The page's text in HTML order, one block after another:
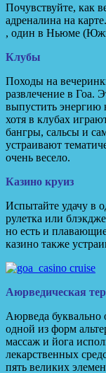
Почувствуйте, как
адреналина на
, один в Ньюме
Клубы
Походы на
развлечение в Гоа.
выпустить энергию
хотя в клубах
бангры, сальсы и
устраивают
очень весело.
Казино круиз
Испытайте удачу в
рулетка или
но есть и
казино также
Аюрведическая
Аюрведа буквально
одной из форм
массаж и йога
лекарственных
пять великих